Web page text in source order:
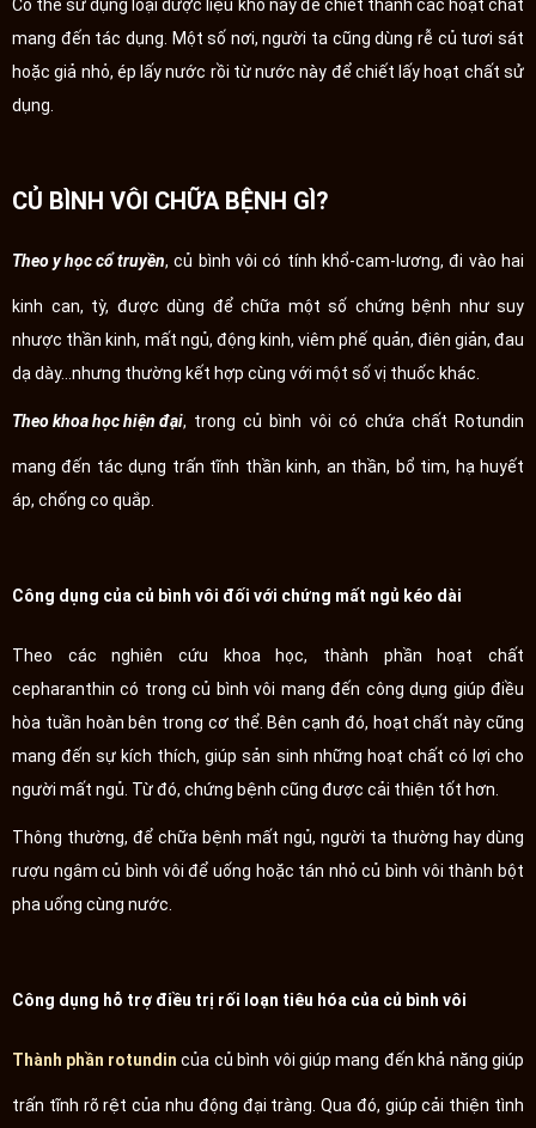
Có thể sử dụng loại dược liệu khô này để chiết thành các hoạt chất
mang đến tác dụng. Một số nơi, người ta cũng dùng rễ củ tươi sát
hoặc giả nhỏ, ép lấy nước rồi từ nước này để chiết lấy hoạt chất sử
dụng.
CỦ BÌNH VÔI CHỮA BỆNH GÌ?
Theo y học cổ truyền, củ bình vôi có tính khổ-cam-lương, đi vào hai
kinh can, tỳ, được dùng để chữa một số chứng bệnh như suy
nhược thần kinh, mất ngủ, động kinh, viêm phế quản, điên giản, đau
dạ dày...nhưng thường kết hợp cùng với một số vị thuốc khác.
Theo khoa học hiện đại, trong củ bình vôi có chứa chất Rotundin
mang đến tác dụng trấn tĩnh thần kinh, an thần, bổ tim, hạ huyết
áp, chống co quắp.
Công dụng của củ bình vôi đối với chứng mất ngủ kéo dài
Theo các nghiên cứu khoa học, thành phần hoạt chất
cepharanthin có trong củ bình vôi mang đến công dụng giúp điều
hòa tuần hoàn bên trong cơ thể. Bên cạnh đó, hoạt chất này cũng
mang đến sự kích thích, giúp sản sinh những hoạt chất có lợi cho
người mất ngủ. Từ đó, chứng bệnh cũng được cải thiện tốt hơn.
Thông thường, để chữa bệnh mất ngủ, người ta thường hay dùng
rượu ngâm củ bình vôi để uống hoặc tán nhỏ củ bình vôi thành bột
pha uống cùng nước.
Công dụng hỗ trợ điều trị rối loạn tiêu hóa của củ bình vôi
Thành phần rotundin của củ bình vôi giúp mang đến khả năng giúp
trấn tĩnh rõ rệt của nhu động đại tràng. Qua đó, giúp cải thiện tình